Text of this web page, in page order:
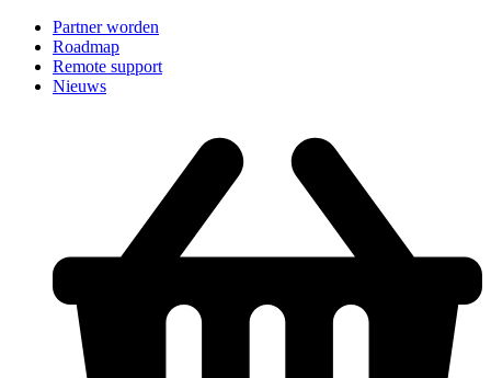
Partner worden
Roadmap
Remote support
Nieuws